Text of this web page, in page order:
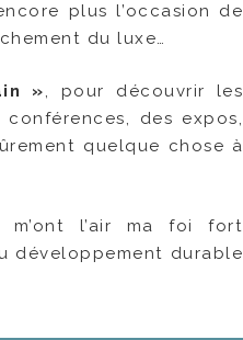
plus l’occasion de
du luxe…
», pour découvrir les
des expos,
quelque chose à
m’ont l’air ma foi fort
développement durable